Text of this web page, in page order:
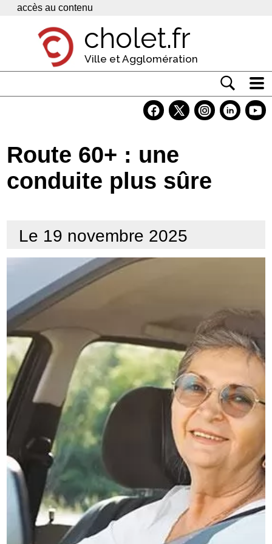
Panneau de gestion des cookies
accès au contenu
cholet.fr
Ville et Agglomération
Economie
Services
Route 60+ : une
conduite plus sûre
Le 19 novembre 2025